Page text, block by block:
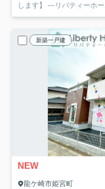
します】 ---リバティーホ
新築一戸建
NEW
龍ケ崎市姫宮町